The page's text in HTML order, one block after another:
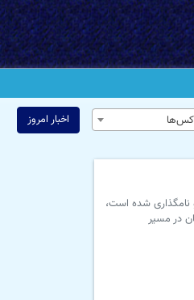
اخبار امروز
نامگذاری شده است،
در مسیر